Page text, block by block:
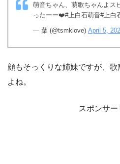
萌音ちゃん、萌歌ちゃんよス
ったーー❤️#上白石萌音#上白
— 葉 (@tsmklove) April 5,
顔もそっくりな姉妹ですが、
よね。
スポンサー